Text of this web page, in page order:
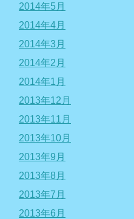
2014年5月
2014年4月
2014年3月
2014年2月
2014年1月
2013年12月
2013年11月
2013年10月
2013年9月
2013年8月
2013年7月
2013年6月